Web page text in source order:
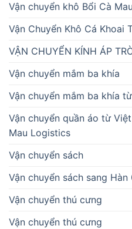
Vận chuyển khô Bổi Cà
Vận Chuyển Khô Cá Khoai
VẬN CHUYỂN KÍNH ÁP
Vận chuyển mắm ba khía
Vận chuyển mắm ba khía
Vận chuyển quần áo từ
Mau Logistics
Vận chuyển sách
Vận chuyển sách sang Hàn
Vận chuyển thú cưng
Vận chuyển thú cưng